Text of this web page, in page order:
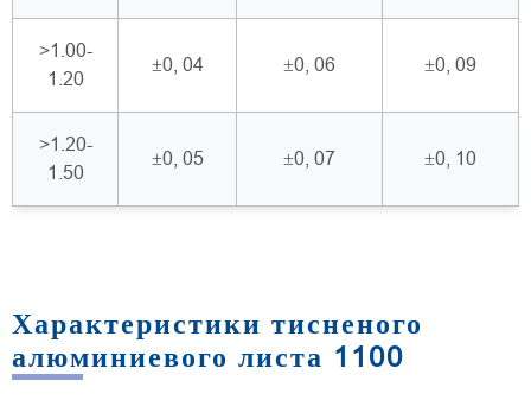
>1.00-
1.20
±0, 04 ±0, 06 ±0, 09
>1.20-
1.50
±0, 05 ±0, 07 ±0, 10
Характеристики тисненого
алюминиевого листа 1100